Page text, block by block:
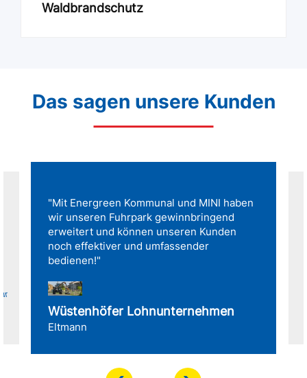
Waldbrandschutz
Das sagen unsere Kunden
"Mit Energreen Kommunal und MINI haben
wir unseren Fuhrpark gewinnbringend
erweitert und können unseren Kunden
noch effektiver und umfassender
bedienen!"
Wüstenhöfer Lohnunternehmen
Eltmann